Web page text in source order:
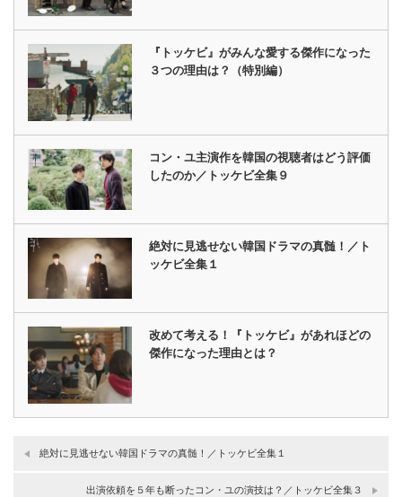
『トッケビ』がみんな愛する傑作になった
３つの理由は？（特別編）
コン・ユ主演作を韓国の視聴者はどう評価
したのか／トッケビ全集９
絶対に見逃せない韓国ドラマの真髄！／ト
ッケビ全集１
改めて考える！『トッケビ』があれほどの
傑作になった理由とは？
絶対に見逃せない韓国ドラマの真髄！／トッケビ全集１
出演依頼を５年も断ったコン・ユの演技は？／トッケビ全集３